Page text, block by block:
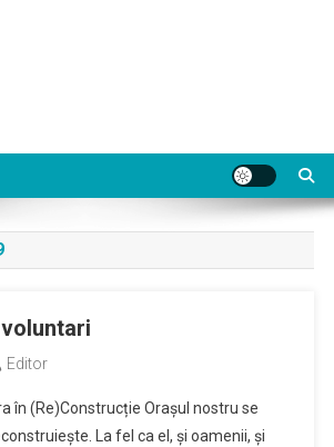
Editor
în (Re)Construcție Orașul nostru se
La fel ca el, și oamenii, și